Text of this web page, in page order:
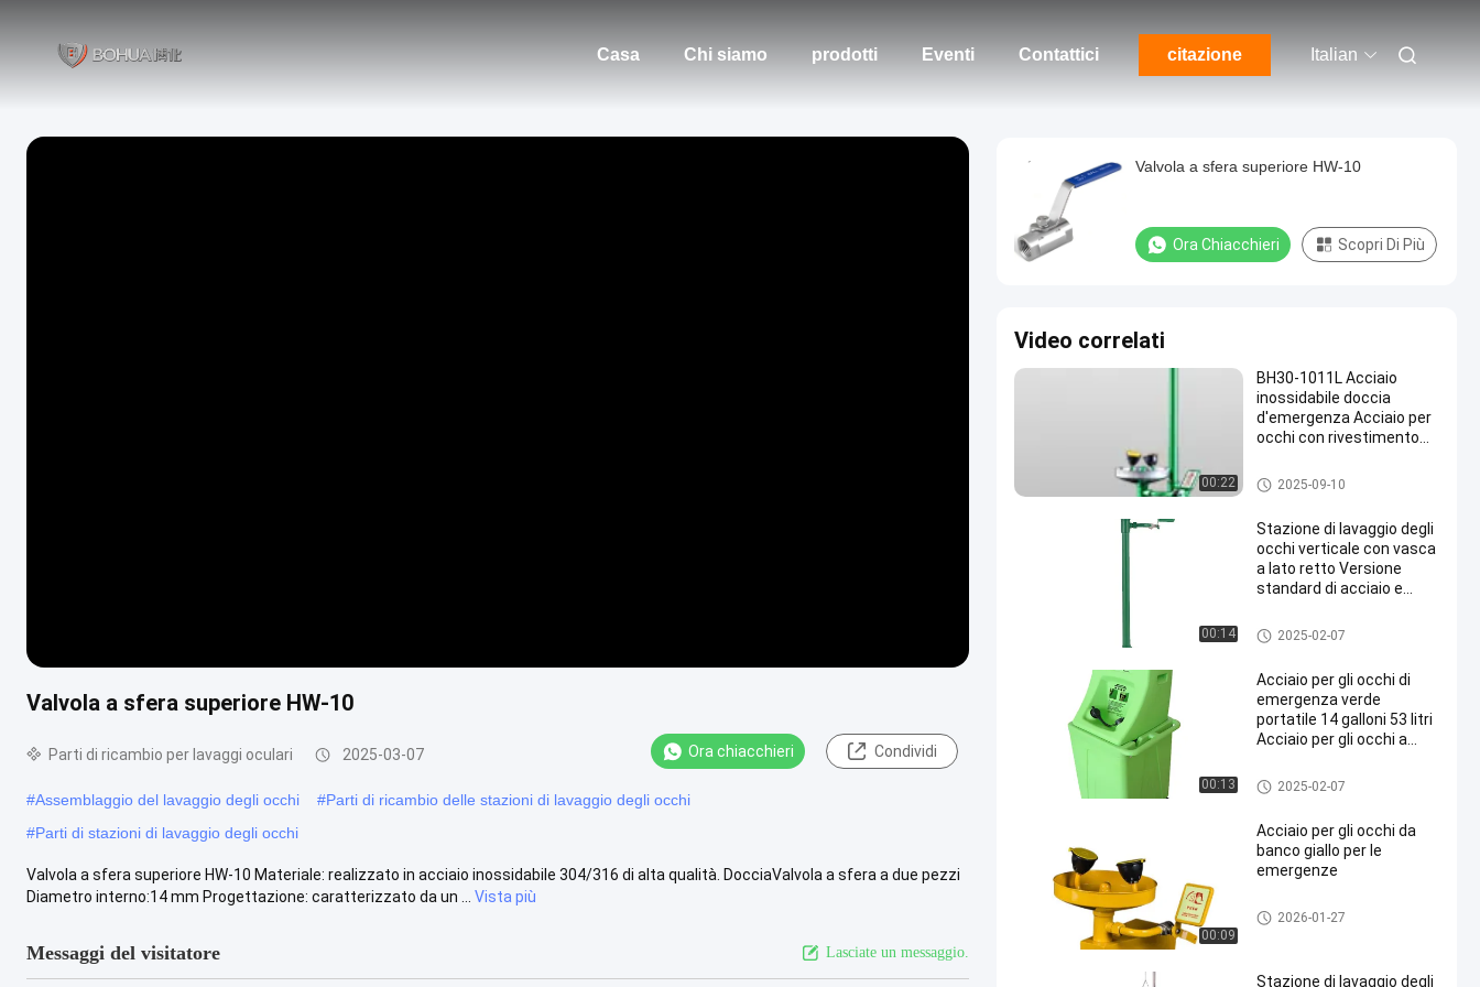
Casa Chi siamo prodotti Eventi Contattici citazione Italian
Valvola a sfera superiore HW-10
Parti di ricambio per lavaggi oculari 2025-03-07 Ora chiacchieri Condividi
#Assemblaggio del lavaggio degli occhi #Parti di ricambio delle stazioni di lavaggio degli occhi
#Parti di stazioni di lavaggio degli occhi
Valvola a sfera superiore HW-10 Materiale: realizzato in acciaio inossidabile 304/316 di alta qualità. DocciaValvola a sfera a due pezzi
Diametro interno:14 mm Progettazione: caratterizzato da un ...
Vista più
Messaggi del visitatore Lasciate un messaggio.
Valvola a sfera superiore HW-10
Ora Chiacchieri Scopri Di Più
Video correlati
00:22
BH30-1011L Acciaio
inossidabile doccia
d'emergenza Acciaio per
occhi con rivestimento
Doccia d'emergenza e lavaggi
o degli occhi
2025-09-10
00:14
Stazione di lavaggio degli
occhi verticale con vasca
a lato retto Versione
standard di acciaio e
Stazione di lavaggio degli occ
hi sul bancone
2025-02-07
00:13
Acciaio per gli occhi di
emergenza verde
portatile 14 galloni 53 litri
Acciaio per gli occhi a
Acciaio per gli occhi di emerge
nza portatile
2025-02-07
00:09
Acciaio per gli occhi da
banco giallo per le
emergenze
Stazione di lavaggio degli occ
hi montata a parete
2026-01-27
Stazione di lavaggio degli